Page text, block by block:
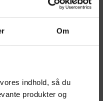
Om
indhold, så du
produkter og
og kan
enkeltstart styr.
mekanisk type RD-